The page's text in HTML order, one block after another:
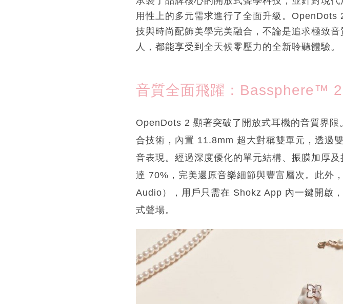
用性上的多元需求進行了全面升級。
技與時尚配飾美學完美融合，不論是追求極致
人，都能享受到全天候零壓力的全新聆聽體驗。
音質全面飛躍：Bassphere™
OpenDots 2 顯著突破了開放式耳機的音質界
合技術，內置 11.8mm 超大對稱雙單元，透過
音表現。經過深度優化的單元結構、振膜加厚
達 70%，完美還原音樂細節與豐富層次。此外
Audio），用戶只需在 Shokz App 內一鍵開啟
式聲場。